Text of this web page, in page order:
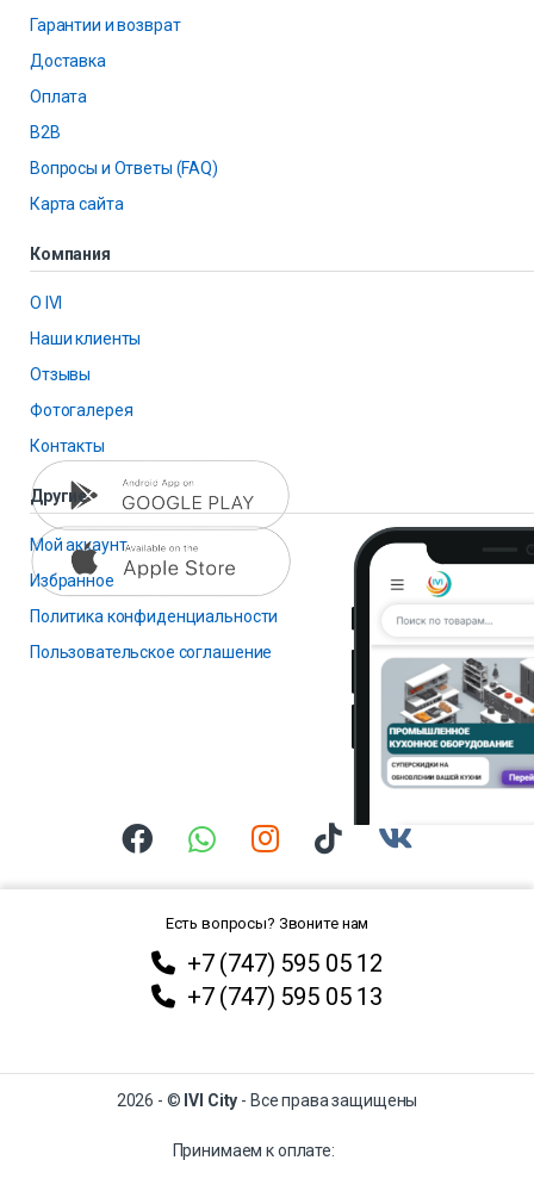
Гарантии и возврат
Доставка
Оплата
B2B
Вопросы и Ответы (FAQ)
Карта сайта
Компания
О IVI
Наши клиенты
Отзывы
Фотогалерея
Контакты
Другие
Мой аккаунт
Избранное
Политика конфиденциальности
Пользовательское соглашение
Есть вопросы? Звоните нам
+7 (747) 595 05 12
+7 (747) 595 05 13
2026 - © IVI City - Все права защищены
Принимаем к оплате: